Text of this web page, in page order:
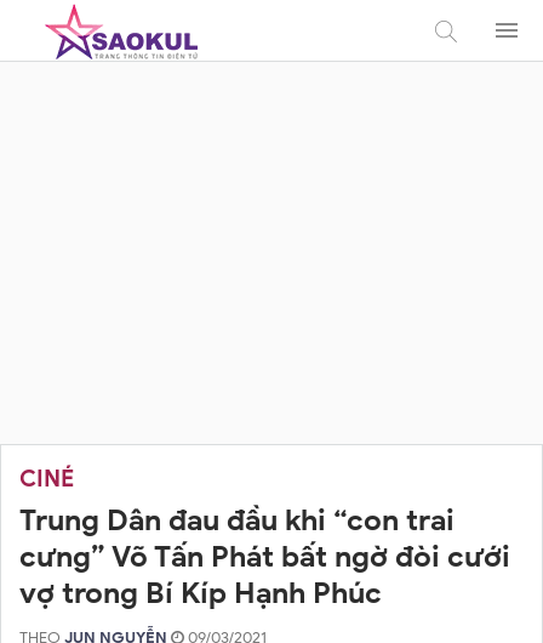
CINÉ
Trung Dân đau đầu khi “con trai
cưng” Võ Tấn Phát bất ngờ đòi cưới
vợ trong Bí Kíp Hạnh Phúc
THEO JUN NGUYỄN 09/03/2021